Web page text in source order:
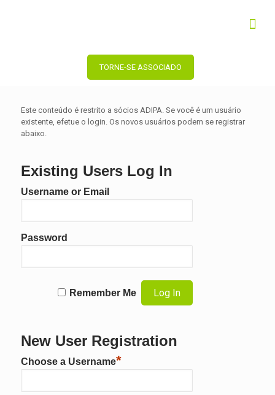
TORNE-SE ASSOCIADO
Este conteúdo é restrito a sócios ADIPA. Se você é um usuário
existente, efetue o login. Os novos usuários podem se registrar
abaixo.
Existing Users Log In
Username or Email
Password
Remember Me
New User Registration
Choose a Username*